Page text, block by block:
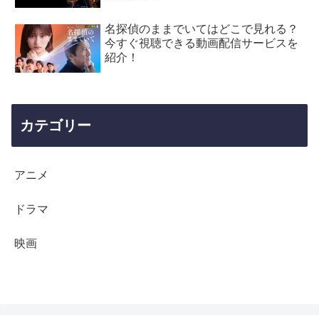
名探偵のままでいてはどこで見れる？
今すぐ視聴できる動画配信サービスを
紹介！
カテゴリー
アニメ
ドラマ
映画